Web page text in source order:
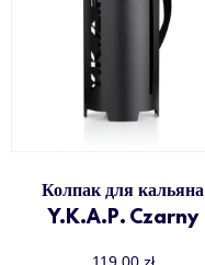
Колпак для кальяна
Y.K.A.P. Czarny